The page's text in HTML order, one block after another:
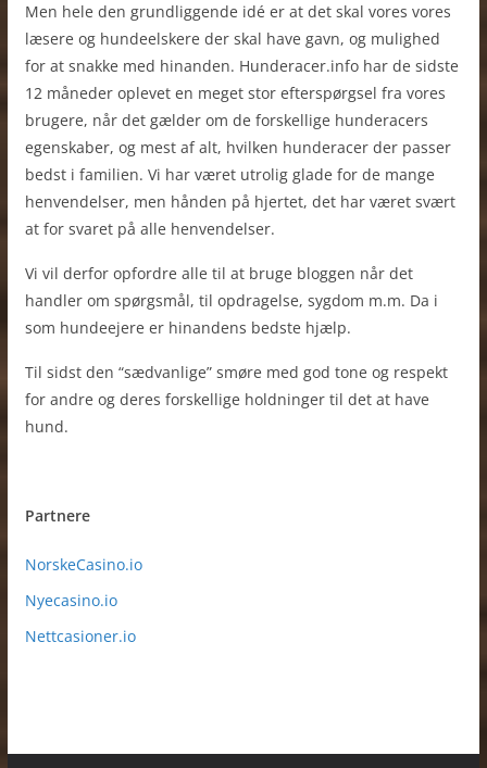
Men hele den grundliggende idé er at det skal vores vores
læsere og hundeelskere der skal have gavn, og mulighed
for at snakke med hinanden. Hunderacer.info har de sidste
12 måneder oplevet en meget stor efterspørgsel fra vores
brugere, når det gælder om de forskellige hunderacers
egenskaber, og mest af alt, hvilken hunderacer der passer
bedst i familien. Vi har været utrolig glade for de mange
henvendelser, men hånden på hjertet, det har været svært
at for svaret på alle henvendelser.
Vi vil derfor opfordre alle til at bruge bloggen når det
handler om spørgsmål, til opdragelse, sygdom m.m. Da i
som hundeejere er hinandens bedste hjælp.
Til sidst den “sædvanlige” smøre med god tone og respekt
for andre og deres forskellige holdninger til det at have
hund.
Partnere
NorskeCasino.io
Nyecasino.io
Nettcasioner.io